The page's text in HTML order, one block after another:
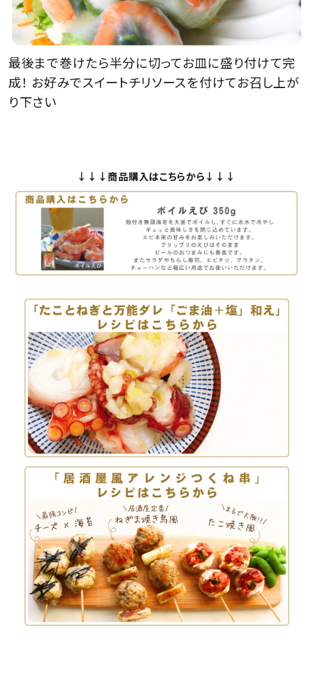
最後まで巻けたら半分に切ってお皿に盛り付けて完
成！ お好みでスイートチリソースを付けてお召し上が
り下さい
↓↓↓商品購入はこちらから↓↓↓